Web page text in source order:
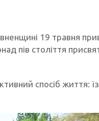
19 травня
пів століття
спосіб життя: